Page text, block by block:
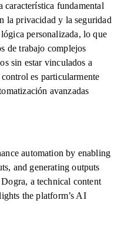
característica fundamental
la privacidad y la seguridad
personalizada, lo que
de trabajo complejos
sin estar vinculados a
es particularmente
avanzadas
automation by enabling
and generating outputs
a technical content
the platform’s AI